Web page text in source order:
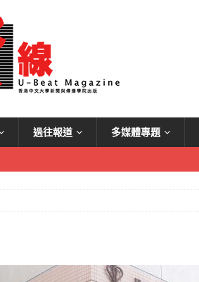
過往報道 多媒體專題